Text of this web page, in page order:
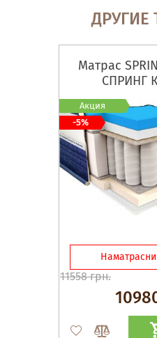
ДРУГИЕ
Матрас
СПРИНГ
11558 грн.
Акция
-5%